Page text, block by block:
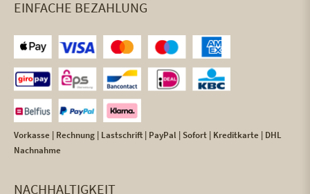
EINFACHE BEZAHLUNG
Vorkasse | Rechnung | Lastschrift | PayPal | Sofort | Kreditkarte | DHL
Nachnahme
NACHHALTIGKEIT